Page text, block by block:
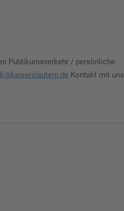
Publikumsverkehr / persönliche
Kontakt mit uns